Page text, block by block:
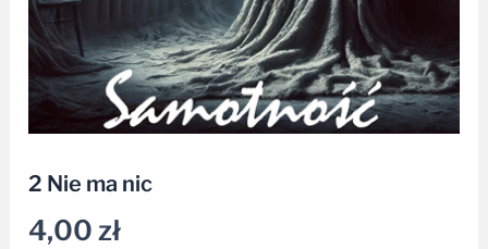
2 Nie ma nic
4,00zł